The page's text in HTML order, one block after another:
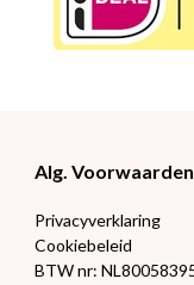
Alg. Voorwaarden
Privacyverklaring
Cookiebeleid
BTW nr: